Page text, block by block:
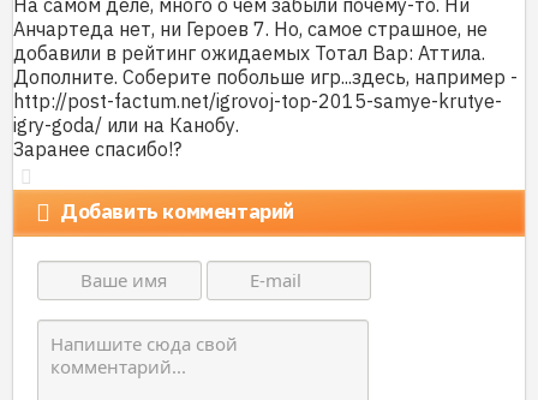
Анчартеда нет, ни Героев 7. Но, самое страшное, не
добавили в рейтинг ожидаемых Тотал Вар: Аттила.
Дополните. Соберите побольше игр...здесь, например -
http://post-factum.net/igrovoj-top-2015-samye-krutye-
igry-goda/ или на Канобу.
Заранее спасибо!?
Добавить комментарий